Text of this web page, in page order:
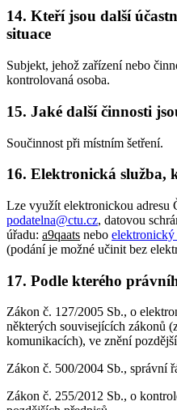
14. Kteří jsou další
situace
Subjekt, jehož zařízení nebo
kontrolovaná osoba.
15. Jaké další činnosti
Součinnost při místním šetření.
16. Elektronická služba,
Lze využít elektronickou adresu
podatelna@ctu.cz, datovou
úřadu: a9qaats nebo elektronický
(podání je možné učinit bez
17. Podle kterého
Zákon č. 127/2005 Sb., o
některých souvisejících zákonů
komunikacích), ve znění
Zákon č. 500/2004 Sb., správní
Zákon č. 255/2012 Sb., o